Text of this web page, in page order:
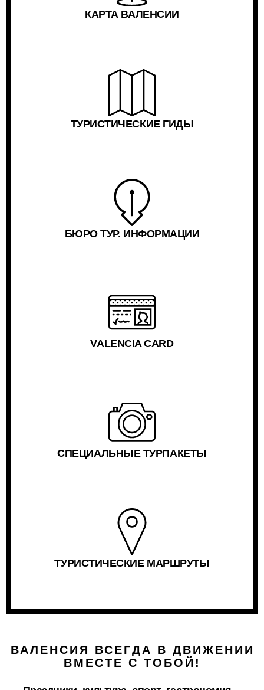
КАРТА ВАЛЕНСИИ
ТУРИСТИЧЕСКИЕ ГИДЫ
БЮРО ТУР. ИНФОРМАЦИИ
VALENCIA CARD
СПЕЦИАЛЬНЫЕ ТУРПАКЕТЫ
ТУРИСТИЧЕСКИЕ МАРШРУТЫ
ВАЛЕНСИЯ ВСЕГДА В ДВИЖЕНИИ
ВМЕСТЕ С ТОБОЙ!